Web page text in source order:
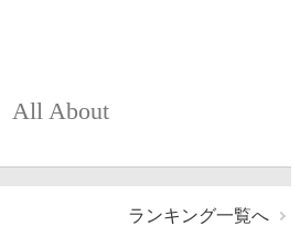
All About
ランキング一覧へ